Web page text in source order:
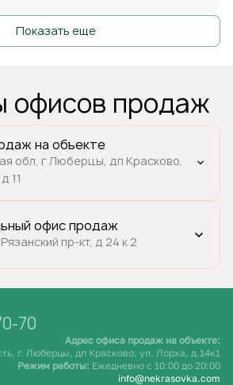
Показать еще
офисов продаж
на объекте
обл, г Люберцы, дп Красково,
11
офис продаж
пр-кт, д 24 к 2
70
Адрес офиса продаж на объекте:
г. Люберцы, дп Красково, ул. Лорха, д.14к1
Режим работы: Ежедневно c 10:00 до 20:00
info@nekrasovka.com